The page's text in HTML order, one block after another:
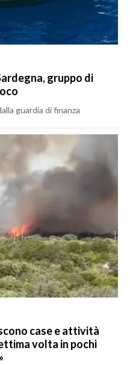
gruppo di
guardia di finanza
case e attività
volta in pochi